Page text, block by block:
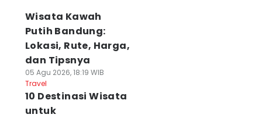
Wisata Kawah
Putih Bandung:
Lokasi, Rute, Harga,
dan Tipsnya
05 Agu 2026, 18:19 WIB
Travel
10 Destinasi Wisata
untuk